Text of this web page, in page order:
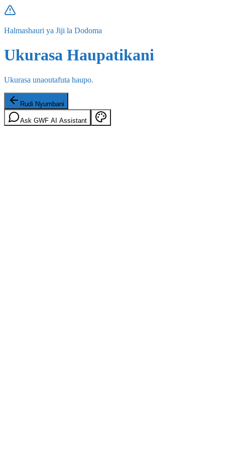
Halmashauri ya Jiji la Dodoma
Ukurasa Haupatikani
Ukurasa unaoutafuta haupo.
Rudi Nyumbani
Ask GWF AI Assistant